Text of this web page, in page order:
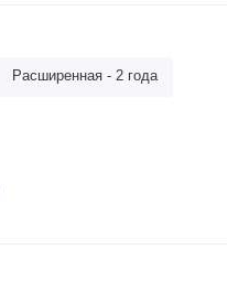
Расширенная - 2 года